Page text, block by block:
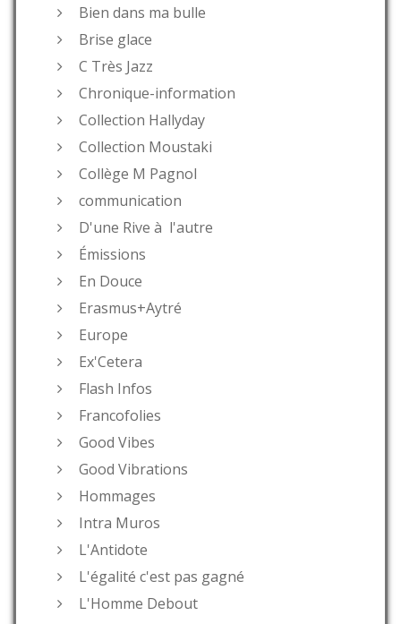
Bien dans ma bulle
Brise glace
C Très Jazz
Chronique-information
Collection Hallyday
Collection Moustaki
Collège M Pagnol
communication
D'une Rive à l'autre
Émissions
En Douce
Erasmus+Aytré
Europe
Ex'Cetera
Flash Infos
Francofolies
Good Vibes
Good Vibrations
Hommages
Intra Muros
L'Antidote
L'égalité c'est pas gagné
L'Homme Debout